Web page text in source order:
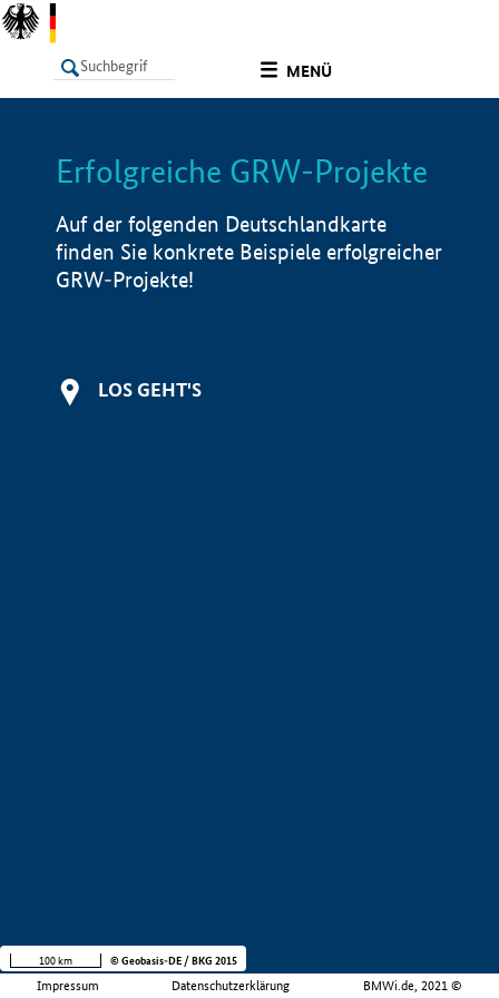
MENÜ
LISTE Info
Erfolgreiche GRW-Projekte
Auf der folgenden Deutschlandkarte
finden Sie konkrete Beispiele erfolgreicher
GRW-Projekte!
LOS GEHT'S
Impressum Datenschutzerklärung BMWi.de, 2021 ©
100 km © Geobasis-DE / BKG 2015